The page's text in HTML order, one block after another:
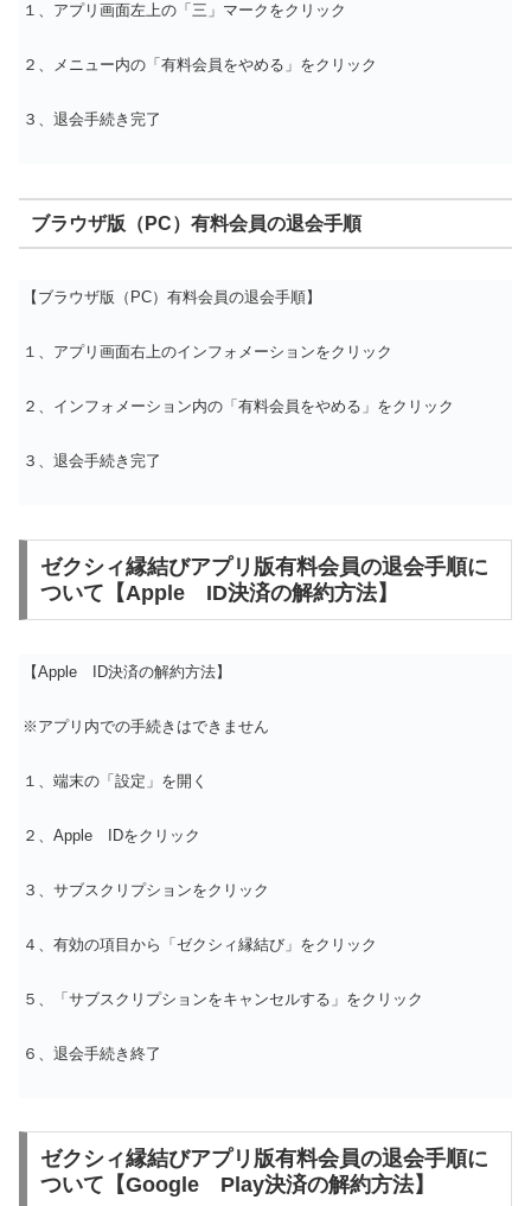
１、アプリ画面左上の「三」マークをクリック
２、メニュー内の「有料会員をやめる」をクリック
３、退会手続き完了
ブラウザ版（PC）有料会員の退会手順
【ブラウザ版（PC）有料会員の退会手順】
１、アプリ画面右上のインフォメーションをクリック
２、インフォメーション内の「有料会員をやめる」をクリック
３、退会手続き完了
ゼクシィ縁結びアプリ版有料会員の退会手順に
ついて【Apple ID決済の解約方法】
【Apple ID決済の解約方法】
※アプリ内での手続きはできません
１、端末の「設定」を開く
２、Apple IDをクリック
３、サブスクリプションをクリック
４、有効の項目から「ゼクシィ縁結び」をクリック
５、「サブスクリプションをキャンセルする」をクリック
６、退会手続き終了
ゼクシィ縁結びアプリ版有料会員の退会手順に
ついて【Google Play決済の解約方法】